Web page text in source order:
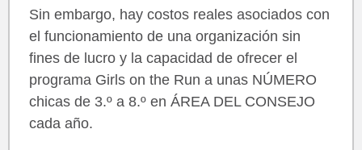
Sin embargo, hay costos reales asociados con
el funcionamiento de una organización sin
fines de lucro y la capacidad de ofrecer el
programa Girls on the Run a unas NÚMERO
chicas de 3.º a 8.º en ÁREA DEL CONSEJO
cada año.